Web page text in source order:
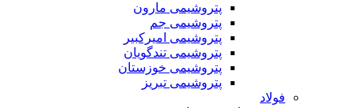
پتروشیمی مارون
پتروشیمی جم
پتروشیمی امیرکبیر
پتروشیمی تندگویان
پتروشیمی خوزستان
پتروشیمی تبریز
فولاد